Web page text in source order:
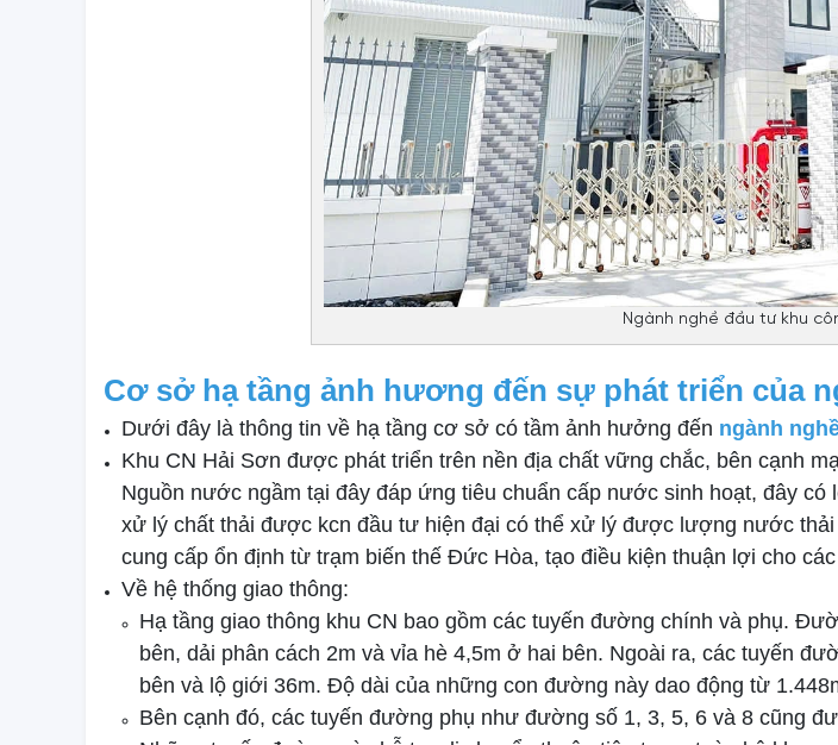
Ngành nghề đầu tư khu
Cơ sở hạ tầng ảnh hương đến sự phát triển của
Dưới đây là thông tin về hạ tầng cơ sở có tầm ảnh hưởng đến ngành
Khu CN Hải Sơn được phát triển trên nền địa chất vững chắc, bên cạnh
Nguồn nước ngầm tại đây đáp ứng tiêu chuẩn cấp nước sinh hoạt, đây
xử lý chất thải được kcn đầu tư hiện đại có thể xử lý được lượng nước
cung cấp ổn định từ trạm biến thế Đức Hòa, tạo điều kiện thuận lợi cho
Về hệ thống giao thông:
Hạ tầng giao thông khu CN bao gồm các tuyến đường chính và phụ.
bên, dải phân cách 2m và vỉa hè 4,5m ở hai bên. Ngoài ra, các tuyến
bên và lộ giới 36m. Độ dài của những con đường này dao động từ
Bên cạnh đó, các tuyến đường phụ như đường số 1, 3, 5, 6 và 8 cũng